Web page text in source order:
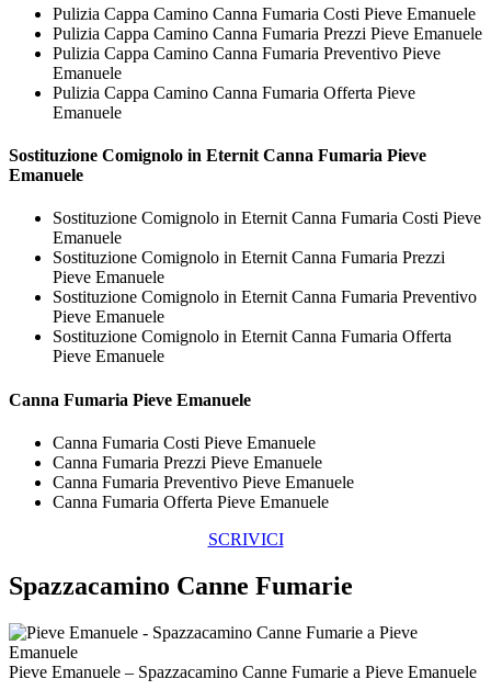
Pulizia Cappa Camino Canna Fumaria Costi Pieve Emanuele
Pulizia Cappa Camino Canna Fumaria Prezzi Pieve Emanuele
Pulizia Cappa Camino Canna Fumaria Preventivo Pieve
Emanuele
Pulizia Cappa Camino Canna Fumaria Offerta Pieve
Emanuele
Sostituzione Comignolo in Eternit Canna Fumaria Pieve
Emanuele
Sostituzione Comignolo in Eternit Canna Fumaria Costi Pieve
Emanuele
Sostituzione Comignolo in Eternit Canna Fumaria Prezzi
Pieve Emanuele
Sostituzione Comignolo in Eternit Canna Fumaria Preventivo
Pieve Emanuele
Sostituzione Comignolo in Eternit Canna Fumaria Offerta
Pieve Emanuele
Canna Fumaria Pieve Emanuele
Canna Fumaria Costi Pieve Emanuele
Canna Fumaria Prezzi Pieve Emanuele
Canna Fumaria Preventivo Pieve Emanuele
Canna Fumaria Offerta Pieve Emanuele
SCRIVICI
Spazzacamino Canne Fumarie
Pieve Emanuele – Spazzacamino Canne Fumarie a Pieve Emanuele